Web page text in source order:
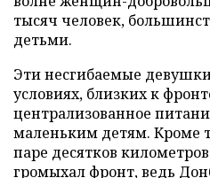
тысяч человек,
детьми.
Эти несгибаемые
условиях, близких к
централизованное
маленьким детям. Кроме
паре десятков
громыхал фронт, ведь